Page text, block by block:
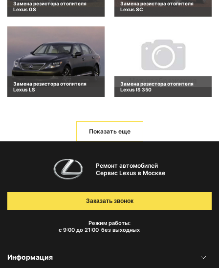
Замена резистора отопителя
Lexus GS
Замена резистора отопителя
Lexus SC
Замена резистора отопителя
Lexus LS
Замена резистора отопителя
Lexus IS 350
Показать еще
Ремонт автомобилей
Сервис Lexus в Москве
Режим работы:
с 9:00 до 21:00 без выходных
Заказать звонок
Информация